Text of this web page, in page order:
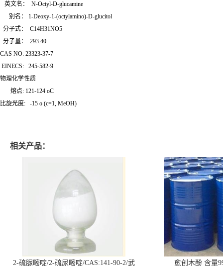
英文名： N-Octyl-D-glucamine
别名： 1-Deoxy-1-(octylamino)-D-glucitol
分子式： C14H31NO5
分子量： 293.40
CAS NO: 23323-37-7
EINECS: 245-582-9
物理化学性质
熔点: 121-124 oC
比旋光度: -15 o (c=1, MeOH)
相关产品：
2-硫脲嘧啶/2-硫尿嘧啶/CAS:141-90-2/武
愈创木酚 含量